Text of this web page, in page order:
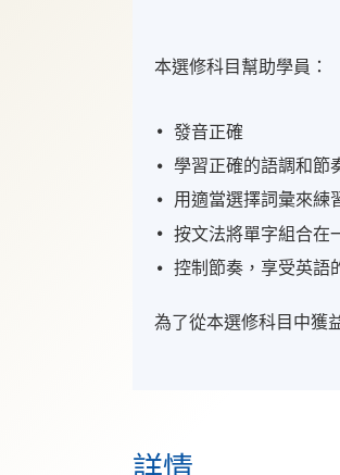
本選修科目幫助學員：
發音正確
學習正確的語調和節
用適當選擇詞彙來練
按文法將單字組合在
控制節奏，享受英語
為了從本選修科目中獲